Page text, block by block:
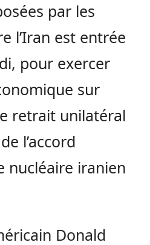
par les
l’Iran est entrée
pour exercer
sur
retrait unilatéral
l’accord
nucléaire iranien
Donald